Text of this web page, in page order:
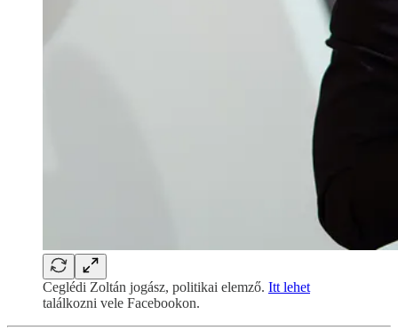
Ceglédi Zoltán jogász, politikai elemző. Itt lehet
találkozni vele Facebookon.